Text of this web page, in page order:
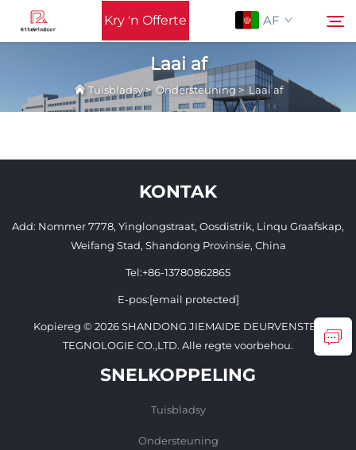
Kry 'n Offerte AF
Tuisbladsy
Toepassing
Kontak Ons
Soek
Laai af
Tuisbladsy> Ondersteuning> Laai af
KONTAK
Add: Nommer 7778, Yinglongstraat, Oosdistrik, Linqu Graafskap,
Weifang Stad, Shandong Provinsie, China
Tel:+86-13780862865
E-pos:[email protected]
Kopiereg © 2026 SHANDONG JIEMAIDE DEURVENSTER
TEGNOLOGIE CO.,LTD. Alle regte voorbehou.
SNELKOPPELING
Tuisbladsy
Ondersteuning